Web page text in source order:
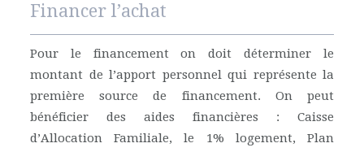
Financer l’achat
Pour le financement on doit déterminer le
montant de l’apport personnel qui représente la
première source de financement. On peut
bénéficier des aides financières : Caisse
d’Allocation Familiale, le 1% logement, Plan